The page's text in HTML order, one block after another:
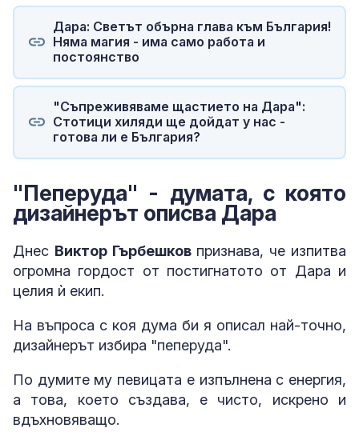
Дара: Светът обърна глава към България!
Няма магия - има само работа и
постоянство
"Съпреживяваме щастието на Дара":
Стотици хиляди ще дойдат у нас -
готова ли е България?
"Пеперуда" - думата, с която
дизайнерът описва Дара
Днес Виктор Гърбешковпризнава, че изпитва
огромна гордост от постигнатото от Дара и
целия ѝ екип.
На въпроса с коя дума би я описал най-точно,
дизайнерът избира "пеперуда".
По думите му певицата е изпълнена с енергия,
а това, което създава, е чисто, искрено и
вдъхновяващо.